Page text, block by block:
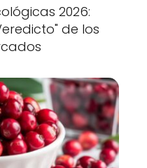
2026:
de los